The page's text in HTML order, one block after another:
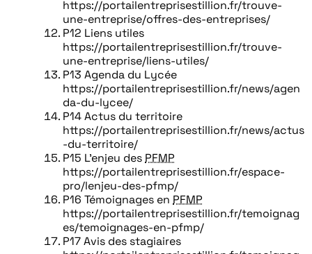
https://portailentreprisestillion.fr/trouve-
une-entreprise/offres-des-entreprises/
P12 Liens utiles
https://portailentreprisestillion.fr/trouve-
une-entreprise/liens-utiles/
P13 Agenda du Lycée
https://portailentreprisestillion.fr/news/agen
da-du-lycee/
P14 Actus du territoire
https://portailentreprisestillion.fr/news/actus
-du-territoire/
P15 L’enjeu des PFMP
https://portailentreprisestillion.fr/espace-
pro/lenjeu-des-pfmp/
P16 Témoignages en PFMP
https://portailentreprisestillion.fr/temoignag
es/temoignages-en-pfmp/
P17 Avis des stagiaires